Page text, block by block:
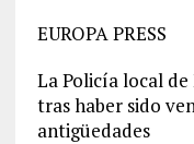
EUROPA PRESS
La Policía local
tras haber sido
antigüedades